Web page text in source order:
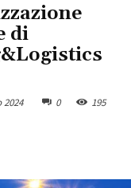
di
2024 0 195